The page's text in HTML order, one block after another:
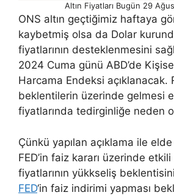
Altın Fiyatları Bugün 29
ONS altın geçtiğimiz haftaya
kaybetmiş olsa da Dolar
fiyatlarının desteklenmesini
2024 Cuma günü ABD’de
Harcama Endeksi açıklanacak.
beklentilerin üzerinde gelmesi
fiyatlarında tedirginliğe neden
Çünkü yapılan açıklama ile
FED’in faiz kararı üzerinde
fiyatlarının yükkseliş
FED‘in faiz indirimi yapması